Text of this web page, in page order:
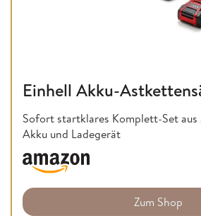
Einhell Akku-
Sofort startklares Komplett-Set
Akku und Ladegerät
Zum Shop